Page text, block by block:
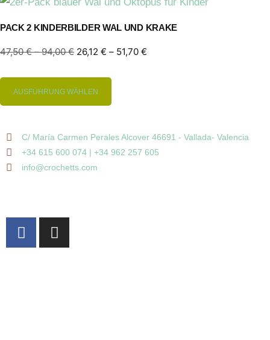
PACK 2 KINDERBILDER WAL UND KRAKE
47,50€ –94,00€ 26,12 € – 51,70 €
AUSFÜHRUNG WÄHLEN
C/ María Carmen Perales Alcover 46691 - Vallada- Valencia
+34 615 600 074 | +34 962 257 605
info@crochetts.com